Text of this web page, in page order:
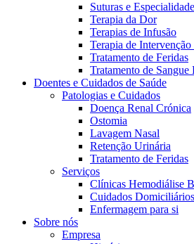
Em diálogo com a B. Braun. Entre
Suturas e
Terapia da Dor
Terapias de Infusão
Terapia de Intervenção
Tratamento de Feridas
Tratamento de Sangue
Doentes e Cuidados de Saúde
Patologias e Cuidados
Doença Renal Crónica
Ostomia
Lavagem Nasal
Retenção Urinária
Tratamento de Feridas
Serviços
Clínicas Hemodiálise
Cuidados Domiciliários
Enfermagem para si
Sobre nós
Empresa